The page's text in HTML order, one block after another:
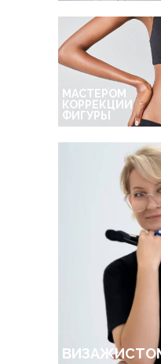
МАСТЕРОМ
КОРРЕКЦИИ
ФИГУРЫ